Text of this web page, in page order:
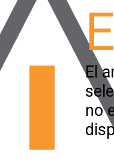
El
no